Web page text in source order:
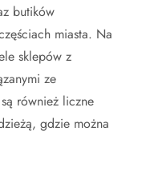
butików
miasta. Na
sklepów z
ze
również liczne
gdzie można